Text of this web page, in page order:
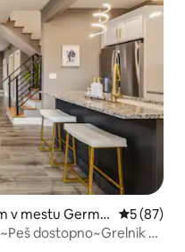
v mestu Germa
5 (87)
dostopno~Grelnik za